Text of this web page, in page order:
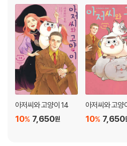
아저씨와 고양이 14
7,650원
10%
아저씨와 고양
7,650
10%